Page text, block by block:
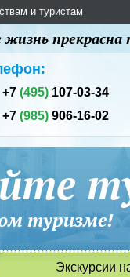
и туристам
жизнь
+7(495) 107-03-34
+7(985) 906-16-02
Экскурсии